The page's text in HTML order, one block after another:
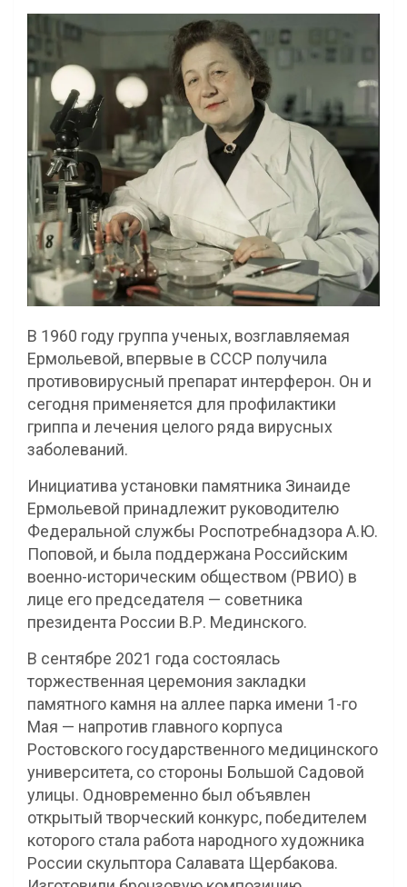
В 1960 году группа ученых, возглавляемая
Ермольевой, впервые в СССР получила
противовирусный препарат интерферон. Он и
сегодня применяется для профилактики
гриппа и лечения целого ряда вирусных
заболеваний.
Инициатива установки памятника Зинаиде
Ермольевой принадлежит руководителю
Федеральной службы Роспотребнадзора А.Ю.
Поповой, и была поддержана Российским
военно-историческим обществом (РВИО) в
лице его председателя — советника
президента России В.Р. Мединского.
В сентябре 2021 года состоялась
торжественная церемония закладки
памятного камня на аллее парка имени 1-го
Мая — напротив главного корпуса
Ростовского государственного медицинского
университета, со стороны Большой Садовой
улицы. Одновременно был объявлен
открытый творческий конкурс, победителем
которого стала работа народного художника
России скульптора Салавата Щербакова.